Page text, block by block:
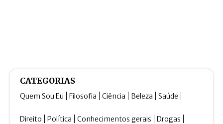
CATEGORIAS
Quem Sou Eu Filosofia Ciência Beleza Saúde
Direito Política Conhecimentos gerais Drogas